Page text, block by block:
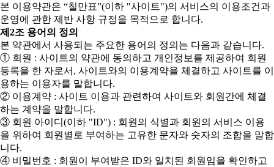
본 이용약관은 “칠만표”(이하 "사이트")의 서비스의 이용조건과
운영에 관한 제반 사항 규정을 목적으로 합니다.
제2조 용어의 정의
본 약관에서 사용되는 주요한 용어의 정의는 다음과 같습니다.
① 회원 : 사이트의 약관에 동의하고 개인정보를 제공하여 회원
등록을 한 자로서, 사이트와의 이용계약을 체결하고 사이트를 이
용하는 이용자를 말합니다.
② 이용계약 : 사이트 이용과 관련하여 사이트와 회원간에 체결
하는 계약을 말합니다.
③ 회원 아이디(이하 "ID") : 회원의 식별과 회원의 서비스 이용
을 위하여 회원별로 부여하는 고유한 문자와 숫자의 조합을 말합
니다.
④ 비밀번호 : 회원이 부여받은 ID와 일치된 회원임을 확인하고